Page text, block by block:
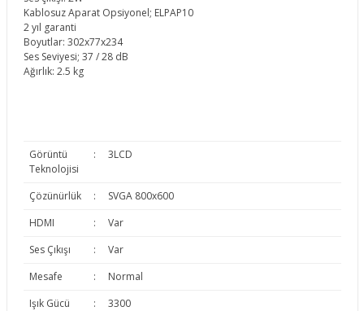
Kablosuz Aparat Opsiyonel; ELPAP10
2 yıl garanti
Boyutlar: 302x77x234
Ses Seviyesi; 37 / 28 dB
Ağırlık: 2.5 kg
Görüntü
Teknolojisi
: 3LCD
Çözünürlük :
SVGA 800x600
HDMI
:
Var
Ses Çıkışı
:
Var
Mesafe
:
Normal
Işık Gücü
:
3300